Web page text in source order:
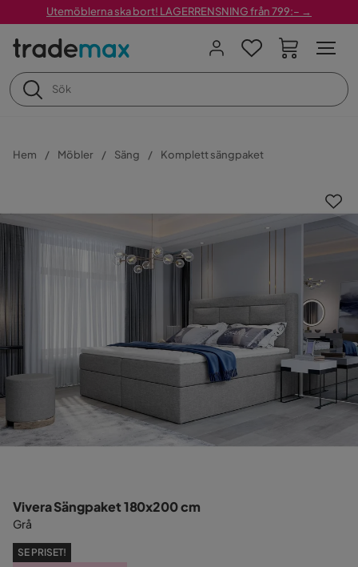
Utemöblerna ska bort! LAGERRENSNING från 799:– →
Hem Möbler Säng Komplett sängpaket
Vivera Sängpaket 180x200 cm
Grå
SE PRISET!